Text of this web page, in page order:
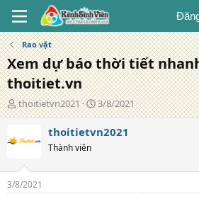
Rao vặt
Xem dự báo thời tiết
thoitiet.vn
T
á
g
ả
thoitietvn2021
N
g
à
g
3/8/2021
thoitietvn2021
Thành viên
3/8/2021